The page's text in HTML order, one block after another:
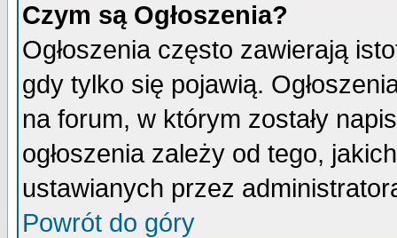
Czym są Ogłoszenia?
Ogłoszenia często zawierają
gdy tylko się pojawią.
na forum, w którym zostały
ogłoszenia zależy od tego,
ustawianych przez
Powrót do góry